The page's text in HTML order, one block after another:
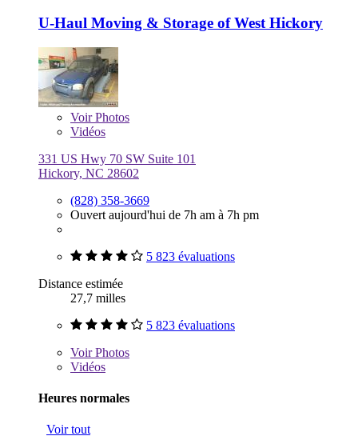
U-Haul Moving & Storage of West Hickory
VoirPhotos
Vidéos
331 US Hwy 70 SW Suite 101
Hickory, NC 28602
(828) 358-3669
Ouvert aujourd'hui de 7h am à 7h pm
5 823 évaluations
Distance estimée
27,7 milles
5 823 évaluations
VoirPhotos
Vidéos
Heures normales
Voir tout